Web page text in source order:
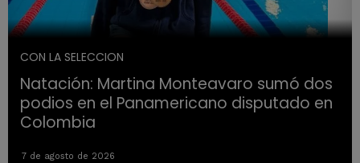
CON LA SELECCION
Natación: Martina Monteavaro sumó dos
podios en el Panamericano disputado en
Colombia
7 de agosto de 2026